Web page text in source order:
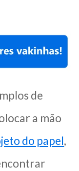
de
a mão
do papel,